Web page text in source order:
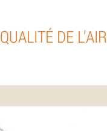
QUALITÉ DE L’AIR